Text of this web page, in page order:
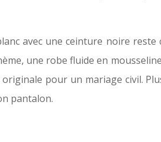
avec une ceinture noire reste
une robe fluide en
pour un mariage civil.
pantalon.